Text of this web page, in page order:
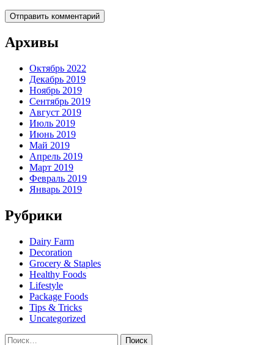
Архивы
Октябрь 2022
Декабрь 2019
Ноябрь 2019
Сентябрь 2019
Август 2019
Июль 2019
Июнь 2019
Май 2019
Апрель 2019
Март 2019
Февраль 2019
Январь 2019
Рубрики
Dairy Farm
Decoration
Grocery & Staples
Healthy Foods
Lifestyle
Package Foods
Tips & Tricks
Uncategorized
Найти: